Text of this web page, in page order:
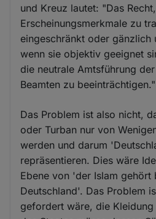
und Kreuz lautet: "Das
Erscheinungsmerkmale zu
eingeschränkt oder gänzlich
wenn sie objektiv geeignet
die neutrale Amtsführung
Beamten zu
Das Problem ist also nicht,
oder Turban nur von
werden und darum
repräsentieren. Dies wäre
Ebene von 'der Islam
Deutschland'. Das Problem
gefordert wäre, die